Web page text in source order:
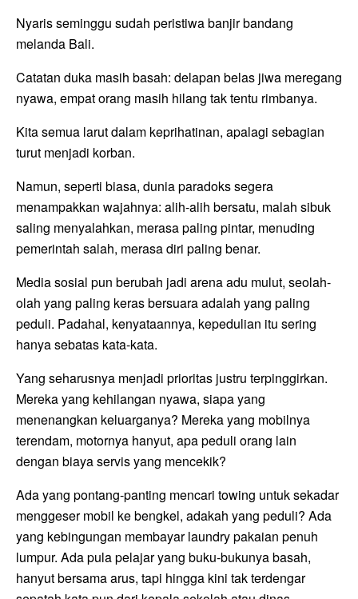
Nyaris seminggu sudah peristiwa banjir bandang
melanda Bali.
Catatan duka masih basah: delapan belas jiwa meregang
nyawa, empat orang masih hilang tak tentu rimbanya.
Kita semua larut dalam keprihatinan, apalagi sebagian
turut menjadi korban.
Namun, seperti biasa, dunia paradoks segera
menampakkan wajahnya: alih-alih bersatu, malah sibuk
saling menyalahkan, merasa paling pintar, menuding
pemerintah salah, merasa diri paling benar.
Media sosial pun berubah jadi arena adu mulut, seolah-
olah yang paling keras bersuara adalah yang paling
peduli. Padahal, kenyataannya, kepedulian itu sering
hanya sebatas kata-kata.
Yang seharusnya menjadi prioritas justru terpinggirkan.
Mereka yang kehilangan nyawa, siapa yang
menenangkan keluarganya? Mereka yang mobilnya
terendam, motornya hanyut, apa peduli orang lain
dengan biaya servis yang mencekik?
Ada yang pontang-panting mencari towing untuk sekadar
menggeser mobil ke bengkel, adakah yang peduli? Ada
yang kebingungan membayar laundry pakaian penuh
lumpur. Ada pula pelajar yang buku-bukunya basah,
hanyut bersama arus, tapi hingga kini tak terdengar